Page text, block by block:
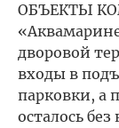
ОБЪЕКТЫ
дворовой
входы в
парковки, а
осталось